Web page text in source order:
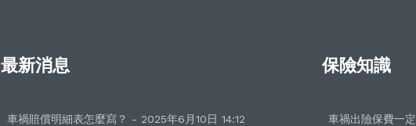
最新消息
車禍賠償明細表怎麼寫？ - 2025年6月10日 14:12
保險知識
車禍出險保費一